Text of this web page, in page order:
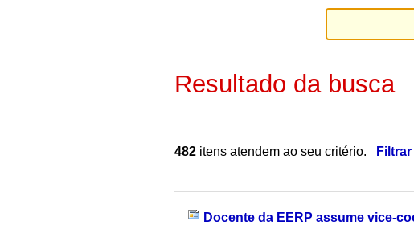
Resultado da busca
482 itens atendem ao seu critério.
Docente da EERP assume vice-